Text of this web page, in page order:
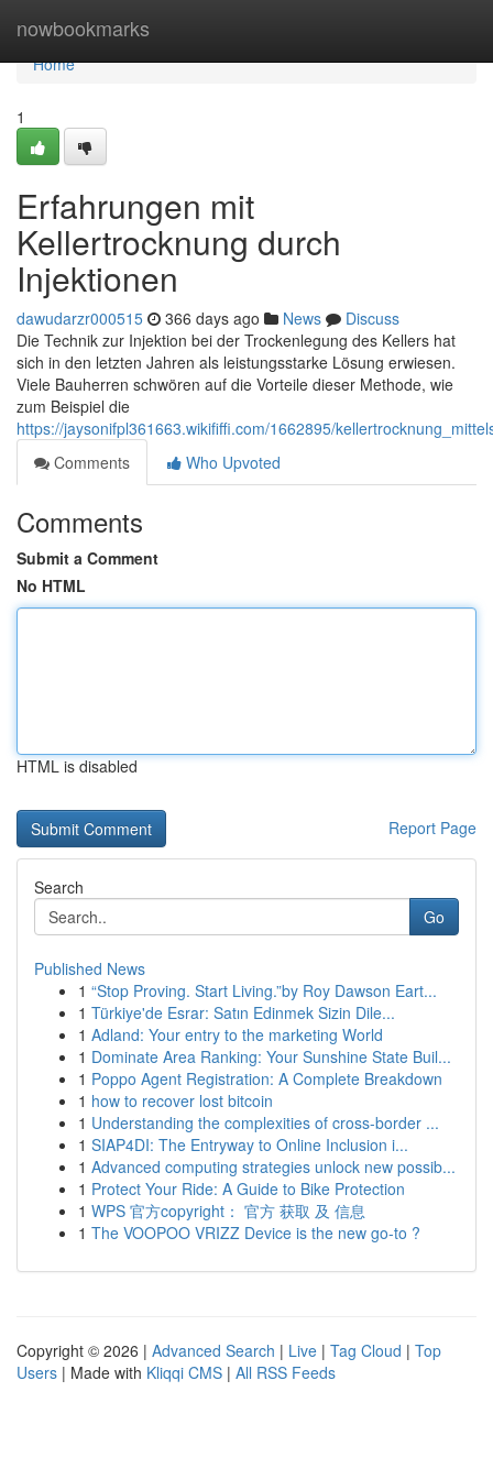
nowbookmarks
Home
Home
1
Erfahrungen mit
Kellertrocknung durch
Injektionen
dawudarzr000515 366 days ago News
Discuss
Die Technik zur Injektion bei der Trockenlegung des Kellers hat
sich in den letzten Jahren als leistungsstarke Lösung erwiesen.
Viele Bauherren schwören auf die Vorteile dieser Methode, wie
zum Beispiel die
https://jaysonifpl361663.wikififfi.com/1662895/
Comments
Who Upvoted
Comments
Submit a Comment
No HTML
HTML is disabled
Report Page
Search
Go
Published News
1 “Stop Proving. Start Living.”by Roy Dawson Eart...
1 Türkiye'de Esrar: Satın Edinmek Sizin Dile...
1 Adland: Your entry to the marketing World
1 Dominate Area Ranking: Your Sunshine State Buil...
1 Poppo Agent Registration: A Complete Breakdown
1 how to recover lost bitcoin
1 Understanding the complexities of cross-border ...
1 SIAP4DI: The Entryway to Online Inclusion i...
1 Advanced computing strategies unlock new possib...
1 Protect Your Ride: A Guide to Bike Protection
1 WPS 官方copyright： 官方 获取 及 信息
1 The VOOPOO VRIZZ Device is the new go-to ?
Copyright © 2026 | Advanced Search | Live | Tag Cloud | Top
Users | Made with Kliqqi CMS | All RSS Feeds